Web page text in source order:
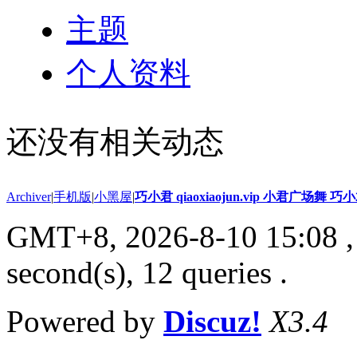
主题
个人资料
还没有相关动态
Archiver|手机版|小黑屋|巧小君 qiaoxiaojun.vip 小君广场舞 巧
GMT+8, 2026-8-10 15:08
second(s), 12 queries .
Powered by Discuz! X3.4